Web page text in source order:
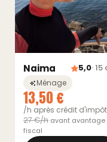
Naima 5,0·
Ménage
13,50 €
/h après crédit d'impôt
27 €/h avant avantage
fiscal